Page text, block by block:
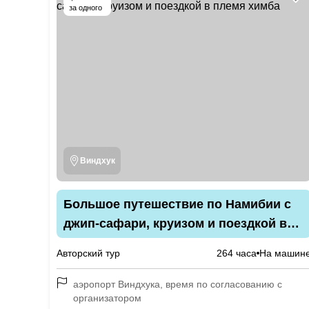
за одного
Виндхук
Большое путешествие по Намибии с
джип-сафари, круизом и поездкой в
Авторский тур 264 часа На
аэропорт Виндхука, время по согласованию с
организатором